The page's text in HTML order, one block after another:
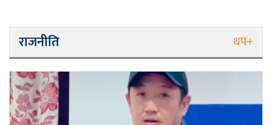
राजनीति थप+